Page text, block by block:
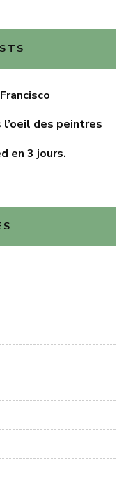
l’oeil des peintres
en 3 jours.